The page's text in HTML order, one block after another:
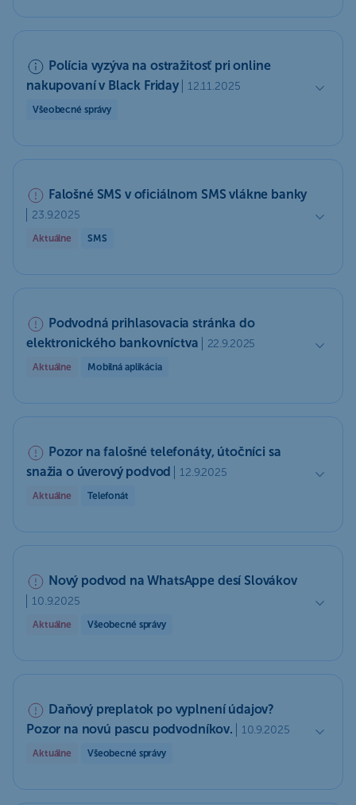
Polícia vyzýva na ostražitosť pri online
nakupovaní v Black Friday
12.11.2025
Všeobecné správy
Falošné SMS v oficiálnom SMS vlákne banky
23.9.2025
Aktuálne SMS
Podvodná prihlasovacia stránka do
elektronického bankovníctva
22.9.2025
Aktuálne Mobilná aplikácia
Pozor na falošné telefonáty, útočníci sa
snažia o úverový podvod
12.9.2025
Aktuálne Telefonát
Nový podvod na WhatsAppe desí Slovákov
10.9.2025
Aktuálne Všeobecné správy
Daňový preplatok po vyplnení údajov?
Pozor na novú pascu podvodníkov.
10.9.2025
Aktuálne Všeobecné správy